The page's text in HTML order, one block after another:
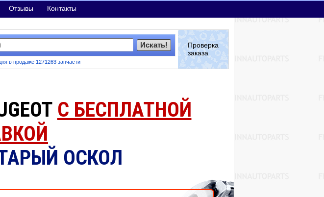
Отзывы Контакты
Искать!
в продаже 1271263 запчасти
Проверка
заказа
С БЕСПЛАТНОЙ
ОСКОЛ